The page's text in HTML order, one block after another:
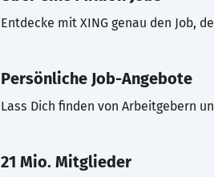
Entdecke mit XING genau den Job,
Persönliche Job-Angebote
Lass Dich finden von Arbeitgebern
21 Mio. Mitglieder